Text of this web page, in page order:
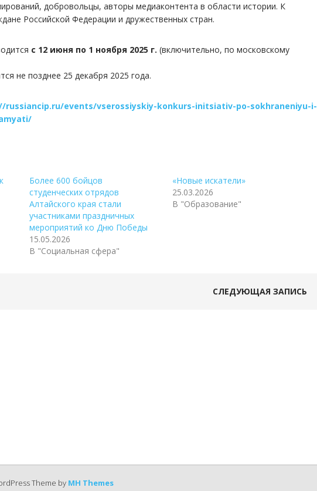
добровольцы, авторы медиаконтента в области истории. К
Российской Федерации и дружественных стран.
с 12 июня по 1 ноября 2025 г. (включительно, по московскому
не позднее 25 декабря 2025 года.
russiancip.ru/events/vserossiyskiy-konkurs-initsiativ-po-sokhraneniyu-i-
Более 600 бойцов
студенческих отрядов
Алтайского края стали
участниками праздничных
мероприятий ко Дню Победы
15.05.2026
В "Социальная сфера"
«Новые искатели»
25.03.2026
В "Образование"
СЛЕДУЮЩАЯ ЗАПИСЬ
Theme by MH Themes